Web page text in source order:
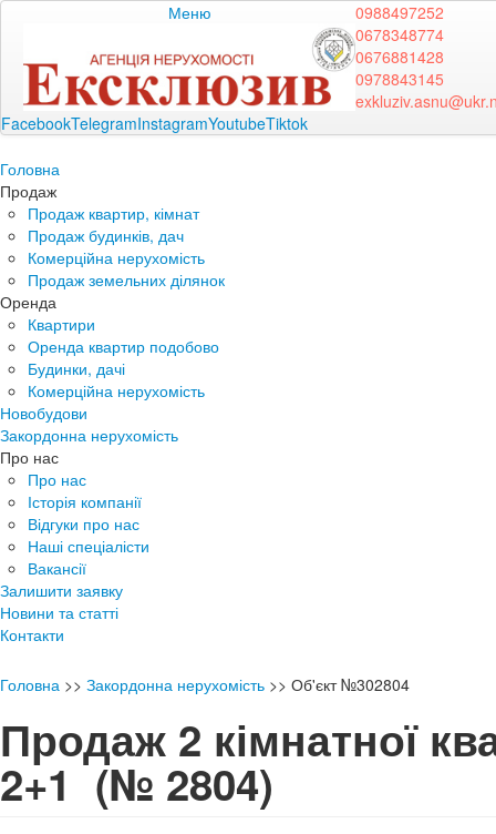
Меню
0988497252
0678348774
0676881428
0978843145
FacebookTelegramInstagramYoutubeTiktok
Головна
Продаж
Продаж квартир, кімнат
Продаж будинків, дач
Комерційна нерухомість
Продаж земельних ділянок
Оренда
Квартири
Оренда квартир подобово
Будинки, дачі
Комерційна нерухомість
Новобудови
Закордонна нерухомість
Про нас
Про нас
Історія компанії
Відгуки про нас
Наші спеціалісти
Вакансії
Залишити заявку
Новини та статті
Контакти
Головна >> Закордонна нерухомість >> Об'єкт №302804
Продаж 2 кімнатної
2+1(№ 2804)